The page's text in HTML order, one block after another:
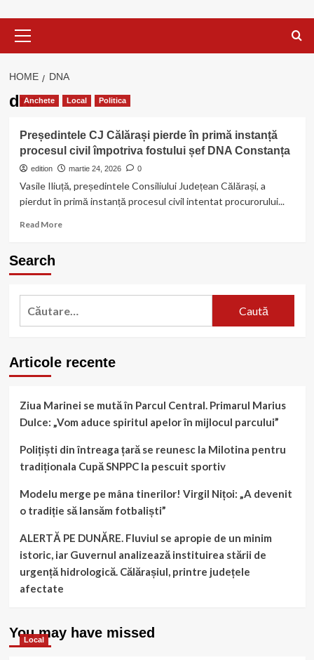
Menu
HOME DNA
dnaAnchete Local Politica
Președintele CJ Călărași pierde în primă instanță
procesul civil împotriva fostului șef DNA Constanța
edition martie 24, 2026 0
Vasile Iliuță, președintele Consiliului Județean Călărași, a
pierdut în primă instanță procesul civil intentat procurorului...
Read MoreRead
în
primă
civil
șef
DNA
Search
Caută
Articole recente
Ziua Marinei se mută în Parcul Central. Primarul Marius
Dulce: „Vom aduce spiritul apelor în mijlocul parcului”
Polițiști din întreaga țară se reunesc la Milotina pentru
tradiționala Cupă SNPPC la pescuit sportiv
Modelu merge pe mâna tinerilor! Virgil Nițoi: „A devenit
o tradiție să lansăm fotbaliști”
ALERTĂ PE DUNĂRE. Fluviul se apropie de un minim
istoric, iar Guvernul analizează instituirea stării de
urgență hidrologică. Călărașiul, printre județele
afectate
You may have missed
Local